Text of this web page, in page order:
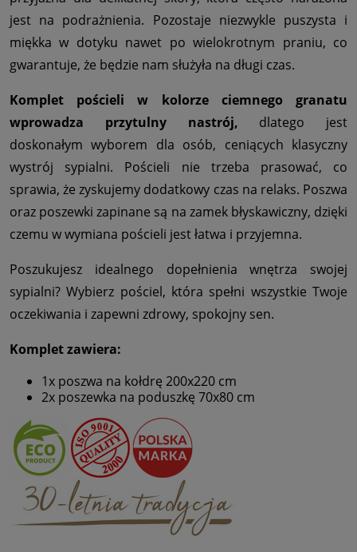
jest na podrażnienia. Pozostaje niezwykle puszysta i
miękka w dotyku nawet po wielokrotnym praniu, co
gwarantuje, że będzie nam służyła na długi czas.
Komplet pościeli w kolorze ciemnego granatu
wprowadza przytulny nastrój, dlatego jest
doskonałym wyborem dla osób, ceniących klasyczny
wystrój sypialni. Pościeli nie trzeba prasować, co
sprawia, że zyskujemy dodatkowy czas na relaks. Poszwa
oraz poszewki zapinane są na zamek błyskawiczny, dzięki
czemu w wymiana pościeli jest łatwa i przyjemna.
Poszukujesz idealnego dopełnienia wnętrza swojej
sypialni? Wybierz pościel, która spełni wszystkie Twoje
oczekiwania i zapewni zdrowy, spokojny sen.
Komplet zawiera:
1x poszwa na kołdrę 200x220 cm
2x poszewka na poduszkę 70x80 cm